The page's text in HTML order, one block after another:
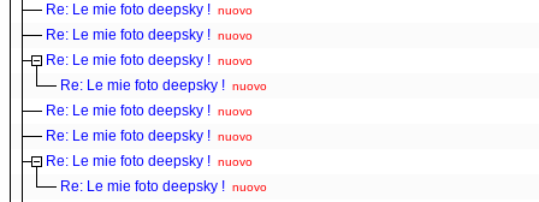
Re: Le mie foto deepsky ! nuovo
Re: Le mie foto deepsky ! nuovo
Re: Le mie foto deepsky ! nuovo
Re: Le mie foto deepsky ! nuovo
Re: Le mie foto deepsky ! nuovo
Re: Le mie foto deepsky ! nuovo
Re: Le mie foto deepsky ! nuovo
Re: Le mie foto deepsky ! nuovo